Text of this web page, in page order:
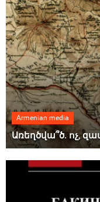
Armenian media
Առեղծվա՞ծ. ոչ,